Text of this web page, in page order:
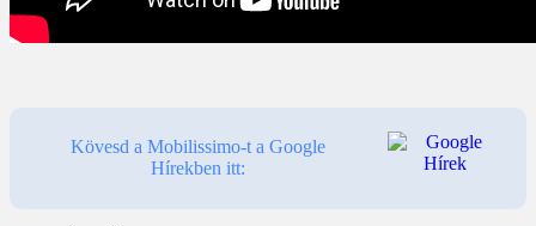
Kövesd a Mobilissimo-t a Google
Hírekben itt: